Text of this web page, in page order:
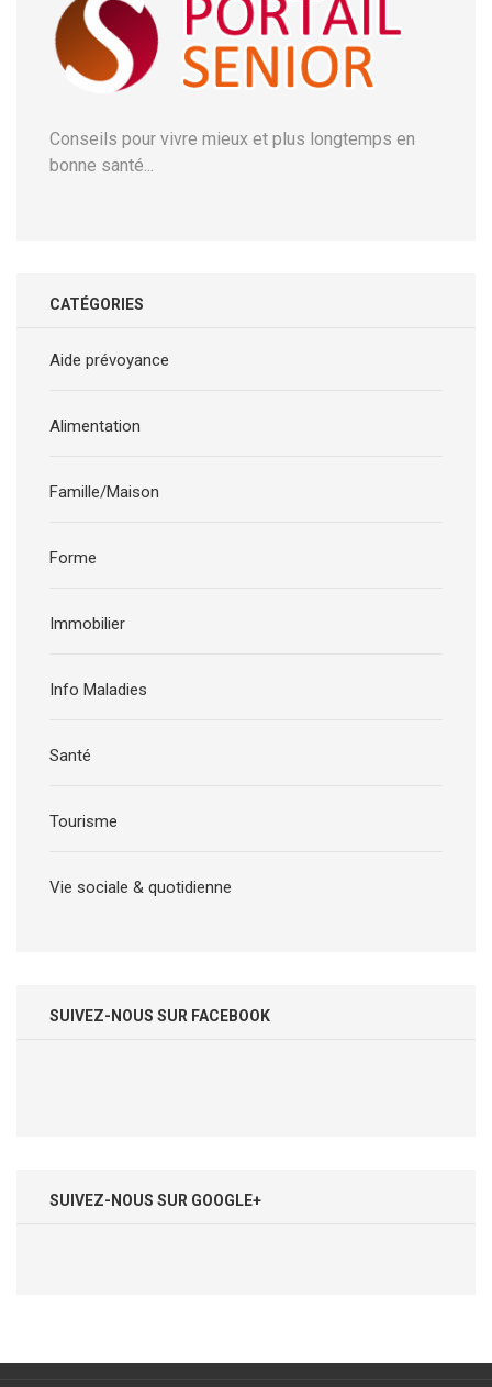
Conseils pour vivre mieux et plus longtemps en
bonne santé...
CATÉGORIES
Aide prévoyance
Alimentation
Famille/Maison
Forme
Immobilier
Info Maladies
Santé
Tourisme
Vie sociale & quotidienne
SUIVEZ-NOUS SUR FACEBOOK
SUIVEZ-NOUS SUR GOOGLE+